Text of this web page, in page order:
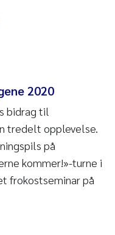
2020
bidrag til
tredelt opplevelse.
på
kommer!»-turne i
frokostseminar på